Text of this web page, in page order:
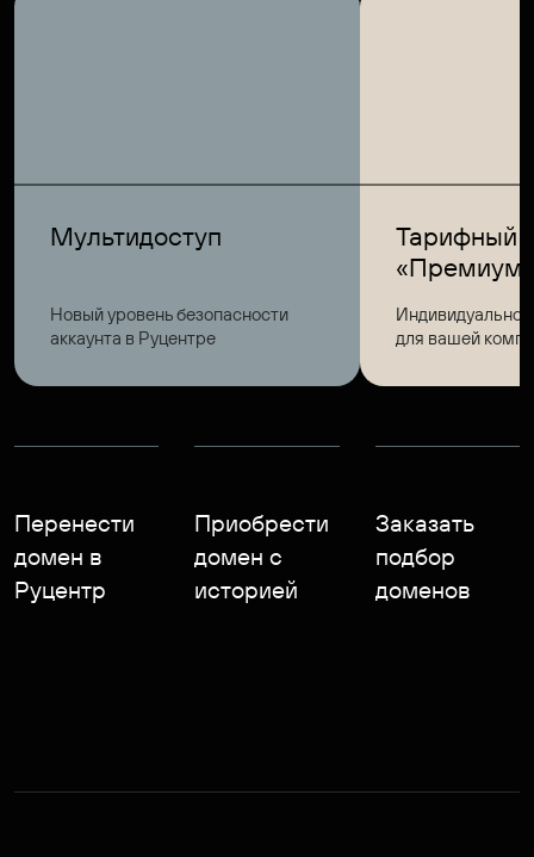
Мультидоступ
Новый уровень безопасности
аккаунта в Руцентре
Тарифный
для вашей
Перенести
домен в
Руцентр
Приобрести
домен с
историей
Заказать
подбор
доменов